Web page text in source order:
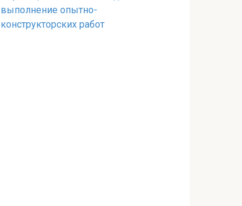
выполнение опытно-
конструкторских работ